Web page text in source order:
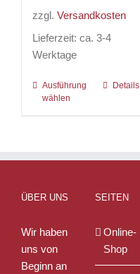
zzgl. Versandkosten
Lieferzeit: ca. 3-4
Werktage
Ausführung
wählen
Dieses
auf
Details
ÜBER UNS
Wir haben
uns von
Beginn an
SEITEN
Online-
Shop